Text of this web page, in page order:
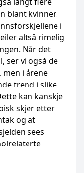
blant kvinner.
i
altså rimelig
Når det
ser vi også de
men i årene
trend i slike
kan kanskje
skjer etter
og at
sees